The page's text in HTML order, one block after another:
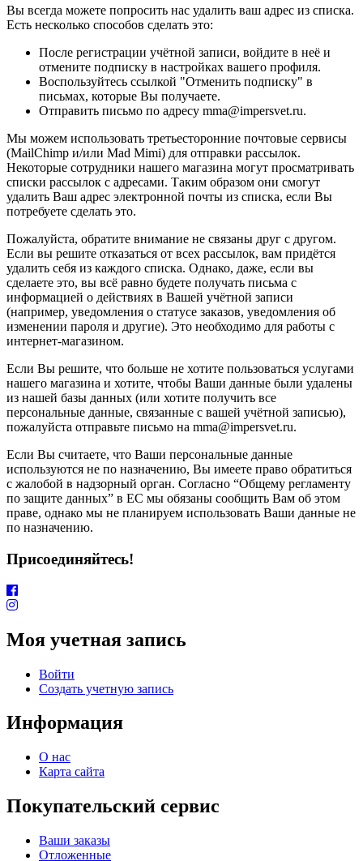
Вы всегда можете попросить нас удалить ваш адрес из списка.
Есть несколько способов сделать это:
После регистрации учётной записи, войдите в неё и
отмените подписку в настройках вашего профиля.
Воспользуйтесь ссылкой "Отменить подписку" в
письмах, которые Вы получаете.
Отправить письмо по адресу mma@impersvet.ru.
Мы можем использовать третьесторонние почтовые сервисы
(MailChimp и/или Mad Mimi) для отправки рассылок.
Некоторые сотрудники нашего магазина могут просматривать
списки рассылок с адресами. Таким образом они смогут
удалить Ваш адрес электронной почты из списка, если Вы
потребуете сделать это.
Пожалуйста, обратите внимание не связаны друг с другом.
Если вы решите отказаться от всех рассылок, вам придётся
удалить себя из каждого списка. Однако, даже, если вы
сделаете это, вы всё равно будете получать письма с
информацией о действиях в Вашей учётной записи
(например, уведомления о статусе заказов, уведомления об
изменении пароля и другие). Это необходимо для работы с
интернет-магазином.
Если Вы решите, что больше не хотите пользоваться услугами
нашего магазина и хотите, чтобы Ваши данные были удалены
из нашей базы данных (или хотите получить все
персональные данные, связанные с вашей учётной записью),
пожалуйста отправьте письмо на mma@impersvet.ru.
Если Вы считаете, что Ваши персональные данные
используются не по назначению, Вы имеете право обратиться
с жалобой в надзорный орган. Согласно “Общему регламенту
по защите данных” в ЕС мы обязаны сообщить Вам об этом
праве, однако мы не планируем использовать Ваши данные не
по назначению.
Присоединяйтесь!
Моя учетная запись
Войти
Создать учетную запись
Информация
О нас
Карта сайта
Покупательский сервис
Ваши заказы
Отложенные